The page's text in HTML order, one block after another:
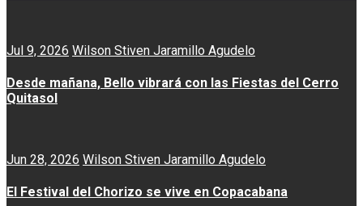
Jul 9, 2026 Wilson Stiven Jaramillo Agudelo
Desde mañana, Bello vibrará con las Fiestas del Cerro
Quitasol
Jun 28, 2026 Wilson Stiven Jaramillo Agudelo
El Festival del Chorizo se vive en Copacabana